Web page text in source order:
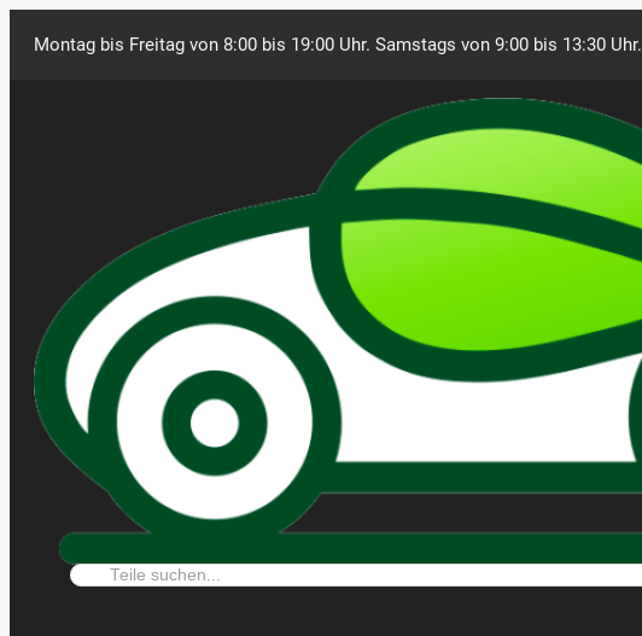
Montag bis Freitag von 8:00 bis 19:00 Uhr. Samstags von 9:00 bis 13:30 Uhr.
Suche: